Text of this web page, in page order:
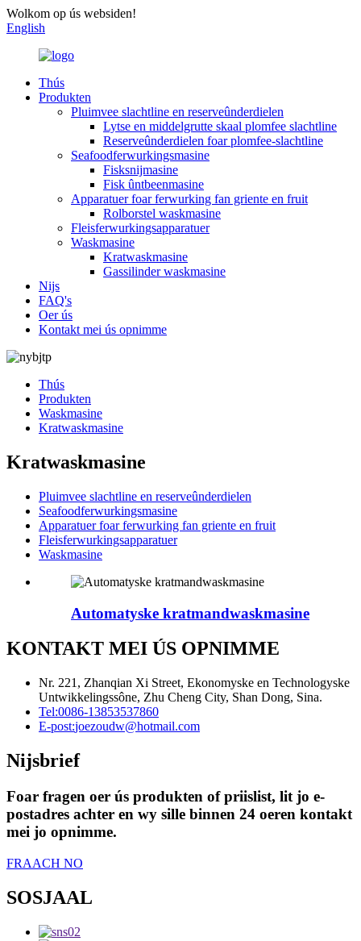
Wolkom op ús websiden!
English
Thús
Produkten
Pluimvee slachtline en reserveûnderdielen
Lytse en middelgrutte skaal plomfee slachtline
Reserveûnderdielen foar plomfee-slachtline
Seafoodferwurkingsmasine
Fisksnijmasine
Fisk ûntbeenmasine
Apparatuer foar ferwurking fan griente en fruit
Rolborstel waskmasine
Fleisferwurkingsapparatuer
Waskmasine
Kratwaskmasine
Gassilinder waskmasine
Nijs
FAQ's
Oer ús
Kontakt mei ús opnimme
Thús
Produkten
Waskmasine
Kratwaskmasine
Kratwaskmasine
Pluimvee slachtline en reserveûnderdielen
Seafoodferwurkingsmasine
Apparatuer foar ferwurking fan griente en fruit
Fleisferwurkingsapparatuer
Waskmasine
Automatyske kratmandwaskmasine
KONTAKT MEI ÚS OPNIMME
Nr. 221, Zhanqian Xi Street, Ekonomyske en Technologyske
Untwikkelingssône, Zhu Cheng City, Shan Dong, Sina.
Tel:0086-13853537860
E-post:joezoudw@hotmail.com
Nijsbrief
Foar fragen oer ús produkten of priislist, lit jo e-
postadres achter en wy sille binnen 24 oeren kontakt
mei jo opnimme.
FRAACH NO
SOSJAAL